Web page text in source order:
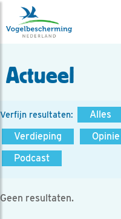
Actueel
Verfijn resultaten: Alles
Verdieping
Opinie
Podcast
Geen resultaten.